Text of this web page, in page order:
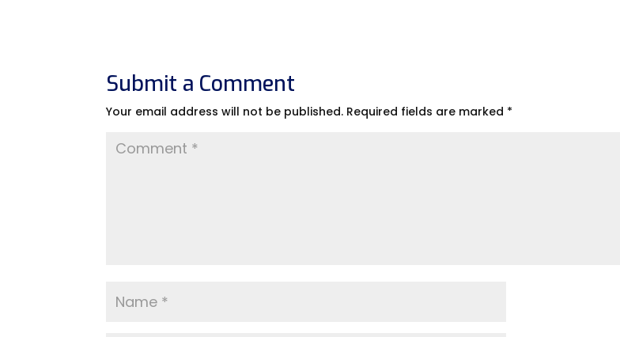
Submit a Comment
Your email address will not be published. Required fields are marked *